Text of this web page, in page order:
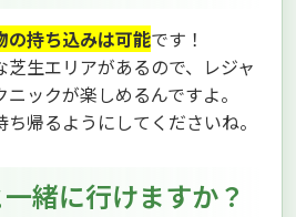
の持ち込みは可能です！
生エリアがあるので、レジャ
ックが楽しめるんですよ。
帰るようにしてくださいね。
緒に行けますか？